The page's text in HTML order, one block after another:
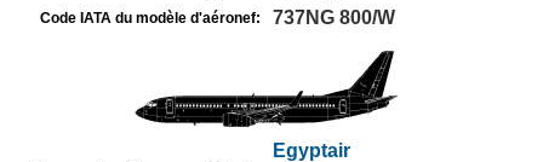
Code IATA du modèle d'aéronef: 737NG 800/W
Egyptair